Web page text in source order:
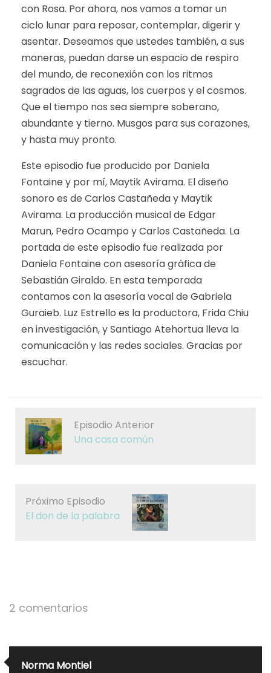
con Rosa. Por ahora, nos vamos a tomar un
ciclo lunar para reposar, contemplar, digerir y
asentar. Deseamos que ustedes también, a sus
maneras, puedan darse un espacio de respiro
del mundo, de reconexión con los ritmos
sagrados de las aguas, los cuerpos y el cosmos.
Que el tiempo nos sea siempre soberano,
abundante y tierno. Musgos para sus corazones,
y hasta muy pronto.
Este episodio fue producido por Daniela
Fontaine y por mí, Maytik Avirama. El diseño
sonoro es de Carlos Castañeda y Maytik
Avirama. La producción musical de Edgar
Marun, Pedro Ocampo y Carlos Castañeda. La
portada de este episodio fue realizada por
Daniela Fontaine con asesoría gráfica de
Sebastián Giraldo. En esta temporada
contamos con la asesoría vocal de Gabriela
Guraieb. Luz Estrello es la productora, Frida Chiu
en investigación, y Santiago Atehortua lleva la
comunicación y las redes sociales. Gracias por
escuchar.
Episodio Anterior
Una casa común
Próximo Episodio
El don de la palabra
2 comentarios
Norma Montiel